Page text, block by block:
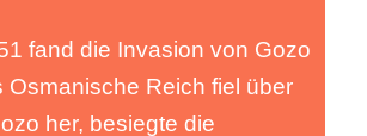
fand die Invasion von Gozo
Osmanische Reich fiel über
her, besiegte die
fand die Invasion von Gozo
Osmanische Reich fiel über
her, besiegte die